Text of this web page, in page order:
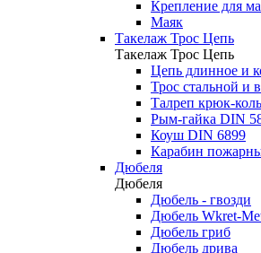
Крепление для
Маяк
Такелаж Трос Цепь
Такелаж Трос Цепь
Цепь длинное и
Трос стальной и
Талреп крюк-
Рым-гайка DIN
Коуш DIN 6899
Карабин
Дюбеля
Дюбеля
Дюбель - гвозди
Дюбель Wkret-
Дюбель гриб
Дюбель дрива